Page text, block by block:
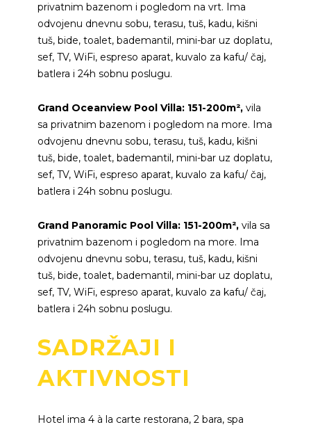
privatnim bazenom i pogledom na vrt. Ima
odvojenu dnevnu sobu, terasu, tuš, kadu, kišni
tuš, bide, toalet, bademantil, mini-bar uz doplatu,
sef, TV, WiFi, espreso aparat, kuvalo za kafu/ čaj,
batlera i 24h sobnu poslugu.
Grand Oceanview Pool Villa: 151-200m², vila
sa privatnim bazenom i pogledom na more. Ima
odvojenu dnevnu sobu, terasu, tuš, kadu, kišni
tuš, bide, toalet, bademantil, mini-bar uz doplatu,
sef, TV, WiFi, espreso aparat, kuvalo za kafu/ čaj,
batlera i 24h sobnu poslugu.
Grand Panoramic Pool Villa: 151-200m², vila sa
privatnim bazenom i pogledom na more. Ima
odvojenu dnevnu sobu, terasu, tuš, kadu, kišni
tuš, bide, toalet, bademantil, mini-bar uz doplatu,
sef, TV, WiFi, espreso aparat, kuvalo za kafu/ čaj,
batlera i 24h sobnu poslugu.
SADRŽAJI I
AKTIVNOSTI
Hotel ima 4 à la carte restorana, 2 bara, spa